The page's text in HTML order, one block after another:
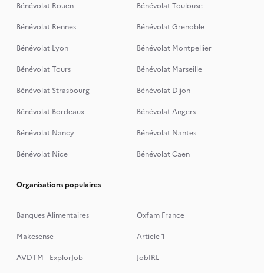
Bénévolat Rouen
Bénévolat Toulouse
Bénévolat Rennes
Bénévolat Grenoble
Bénévolat Lyon
Bénévolat Montpellier
Bénévolat Tours
Bénévolat Marseille
Bénévolat Strasbourg
Bénévolat Dijon
Bénévolat Bordeaux
Bénévolat Angers
Bénévolat Nancy
Bénévolat Nantes
Bénévolat Nice
Bénévolat Caen
Organisations populaires
Banques Alimentaires
Oxfam France
Makesense
Article 1
AVDTM - ExplorJob
JobIRL